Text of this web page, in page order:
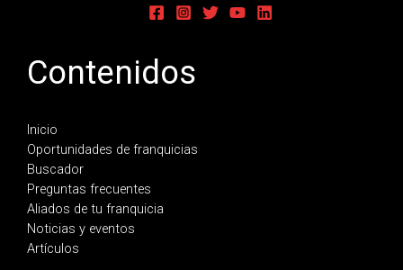
Contenidos
Inicio
Oportunidades de franquicias
Buscador
Preguntas frecuentes
Aliados de tu franquicia
Noticias y eventos
Artículos